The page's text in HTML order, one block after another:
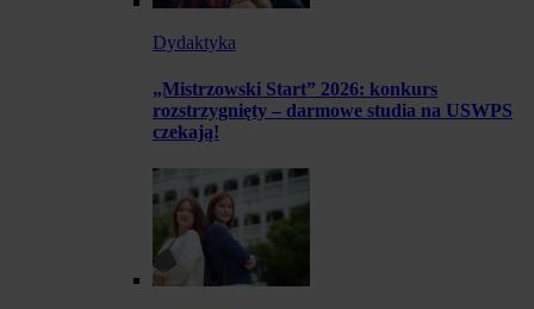
Dydaktyka
„Mistrzowski Start” 2026: konkurs
rozstrzygnięty – darmowe studia na USWPS
czekają!